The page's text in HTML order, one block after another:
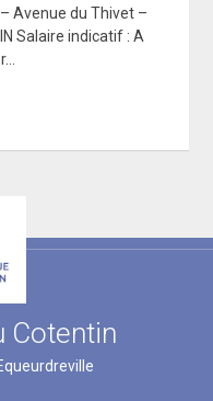
– Avenue du Thivet –
Salaire indicatif : A
Cotentin